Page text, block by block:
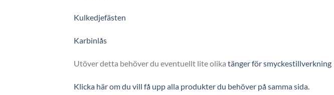
Kulkedjefästen
Karbinlås
Utöver detta behöver du eventuellt lite olika tänger för smyckestillverkning
Klicka här om du vill få upp alla produkter du behöver på samma sida.